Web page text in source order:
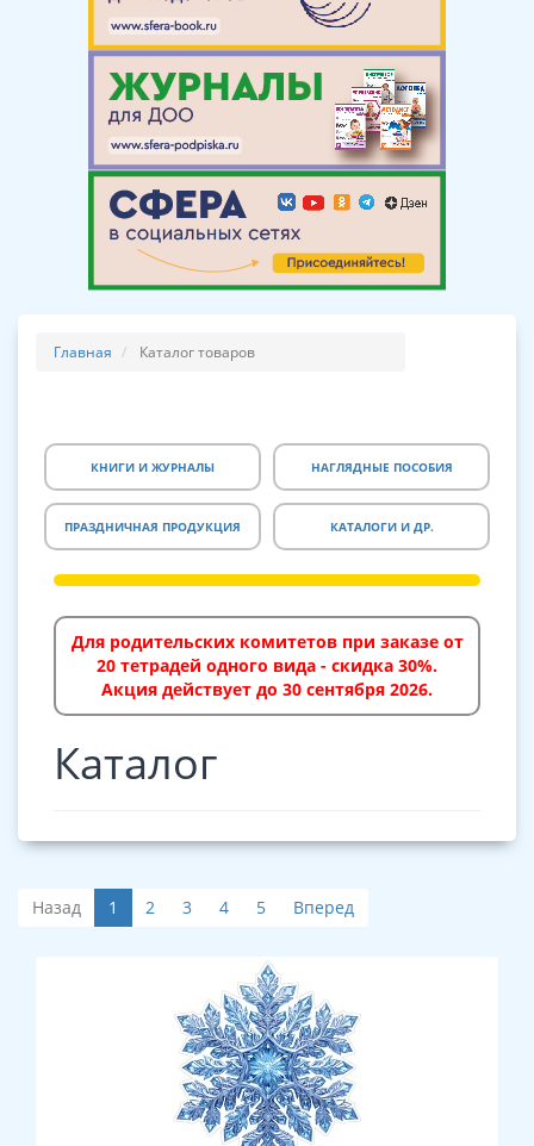
Главная Каталог товаров
КНИГИ И ЖУРНАЛЫ НАГЛЯДНЫЕ ПОСОБИЯ
ПРАЗДНИЧНАЯ ПРОДУКЦИЯ КАТАЛОГИ И ДР.
Для родительских комитетов при заказе от
20 тетрадей одного вида - скидка 30%.
Акция действует до 30 сентября 2026.
Каталог
Назад 1 2 3 4 5 Вперед